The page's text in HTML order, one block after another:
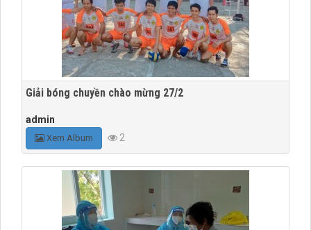
Giải bóng chuyền chào mừng 27/2
admin
Xem Album 2